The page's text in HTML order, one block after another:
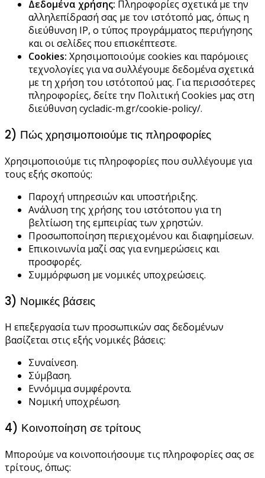
Δεδομένα χρήσης: Πληροφορίες σχετικά με την
αλληλεπίδρασή σας με τον ιστότοπό μας, όπως η
διεύθυνση IP, ο τύπος προγράμματος περιήγησης
και οι σελίδες που επισκέπτεστε.
Cookies: Χρησιμοποιούμε cookies και παρόμοιες
τεχνολογίες για να συλλέγουμε δεδομένα σχετικά
με τη χρήση του ιστότοπού μας. Για περισσότερες
πληροφορίες, δείτε την Πολιτική Cookies μας στη
διεύθυνση cycladic-m.gr/cookie-policy/.
2) Πώς χρησιμοποιούμε τις πληροφορίες
Χρησιμοποιούμε τις πληροφορίες που συλλέγουμε για
τους εξής σκοπούς:
Παροχή υπηρεσιών και υποστήριξης.
Ανάλυση της χρήσης του ιστότοπου για τη
βελτίωση της εμπειρίας των χρηστών.
Προσωποποίηση περιεχομένου και διαφημίσεων.
Επικοινωνία μαζί σας για ενημερώσεις και
προσφορές.
Συμμόρφωση με νομικές υποχρεώσεις.
3) Νομικές βάσεις
Η επεξεργασία των προσωπικών σας δεδομένων
βασίζεται στις εξής νομικές βάσεις:
Συναίνεση.
Σύμβαση.
Εννόμιμα συμφέροντα.
Νομική υποχρέωση.
4) Κοινοποίηση σε τρίτους
Μπορούμε να κοινοποιήσουμε τις πληροφορίες σας σε
τρίτους, όπως: